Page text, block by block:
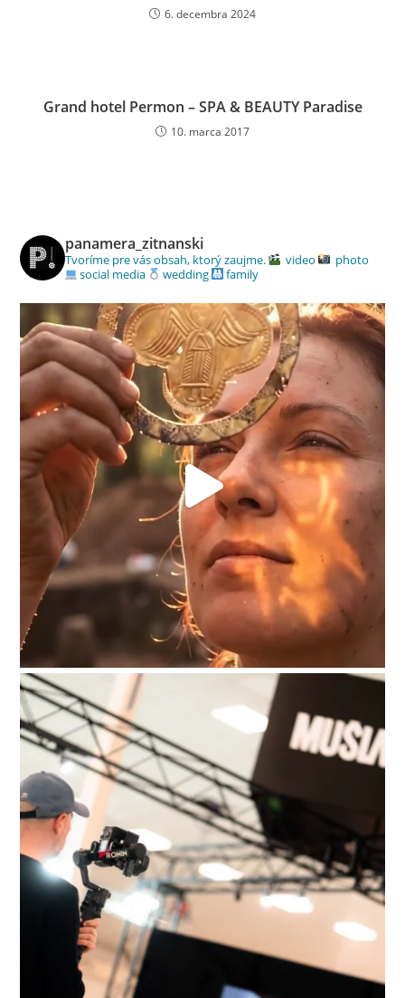
6. decembra 2024
Grand hotel Permon – SPA & BEAUTY Paradise
10. marca 2017
panamera_zitnanski
Tvoríme pre vás obsah, ktorý zaujme. video
photo
social media
wedding family